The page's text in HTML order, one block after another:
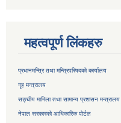
महत्वपूर्ण लिंकहरु
प्रधानमन्त्रि तथा मन्त्रिपरिषदको कार्यालय
गृह मन्त्रालय
सङ्घीय मामिला तथा सामान्य प्रशासन मन्त्रालय
नेपाल सरकारको आधिकारिक पोर्टल